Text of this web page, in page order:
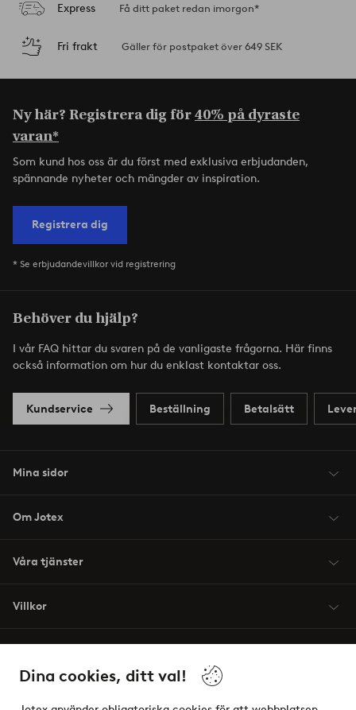
Dina cookies, ditt val!
Express Få ditt paket redan imorgon*
Fri frakt Gäller för postpaket över 649 SEK
Ny här? Registrera dig för40% på dyraste
varan*
Som kund hos oss är du först med exklusiva erbjudanden,
spännande nyheter och mängder av inspiration.
Registrera dig
* Se erbjudandevillkor vid registrering
Behöver du hjälp?
I vår FAQ hittar du svaren på de vanligaste frågorna. Här finns
också information om hur du enklast kontaktar oss.
Kundservice Beställning Betalsätt
Mina sidor
Om Jotex
Våra tjänster
Villkor